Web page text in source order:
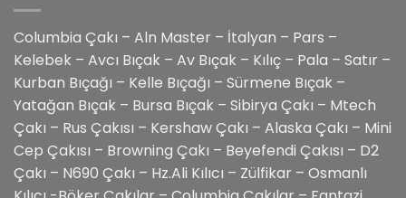
Columbia Çakı – Aln Master – İtalyan – Pars –
Kelebek – Avcı Bıçak – Av Bıçak – Kılıç – Pala – Satır –
Kurban Bıçağı – Kelle Bıçağı – Sürmene Bıçak –
Yatağan Bıçak – Bursa Bıçak – Sibirya Çakı – Mtech
Çakı – Rus Çakısı – Kershaw Çakı – Alaska Çakı – Mini
Cep Çakısı – Browning Çakı – Beyefendi Çakısı – D2
Çakı – N690 Çakı – Hz.Ali Kılıcı – Zülfikar – Osmanlı